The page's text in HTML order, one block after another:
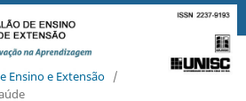
Ensino e Extensão /